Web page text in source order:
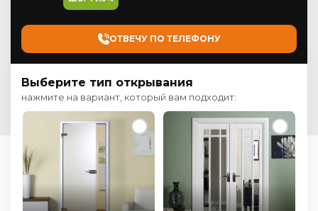
ОТВЕЧУ ПО ТЕЛЕФОНУ
Выберите тип открывания
нажмите на вариант, который вам подходит: